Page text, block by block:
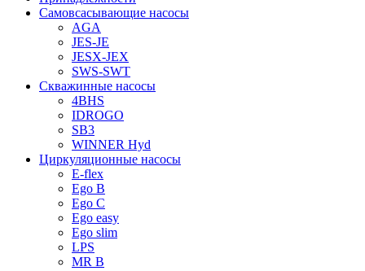
Самовсасывающие насосы
AGA
JES-JE
JESX-JEX
SWS-SWT
Скважинные насосы
4BHS
IDROGO
SB3
WINNER Hyd
Циркуляционные насосы
E-flex
Ego B
Ego C
Ego easy
Ego slim
LPS
MR B